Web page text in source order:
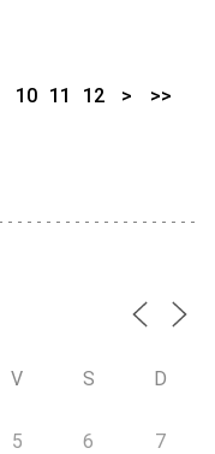
10 11 12 > >>
V S D
5 6 7